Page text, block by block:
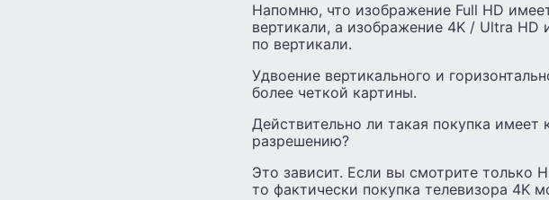
Напомню, что изображение Full HD
вертикали, а изображение 4K / Ultra HD
по вертикали.
Удвоение вертикального и
более четкой картины.
Действительно ли такая покупка
разрешению?
Это зависит. Если вы смотрите только
то фактически покупка телевизора 4K